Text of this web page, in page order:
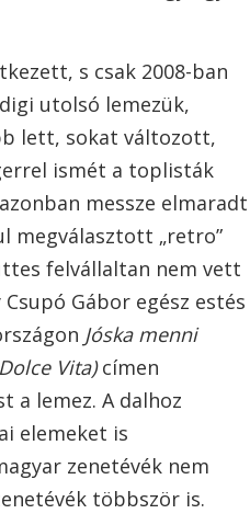
s csak 2008-ban
utolsó lemezük,
lett, sokat változott,
ismét a toplisták
messze elmaradt
megválasztott „retro”
felvállaltan nem vett
Gábor egész estés
Jóska menni
Vita)címen
a lemez. A dalhoz
elemeket is
zenetévék nem
többször is.